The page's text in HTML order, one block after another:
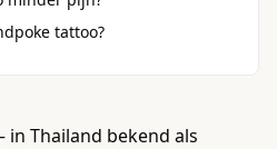
tattoo?
Thailand bekend als